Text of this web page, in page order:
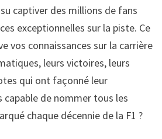
captiver des millions de fans
exceptionnelles sur la piste. Ce
vos connaissances sur la carrière
leurs victoires, leurs
qui ont façonné leur
de nommer tous les
chaque décennie de la F1 ?